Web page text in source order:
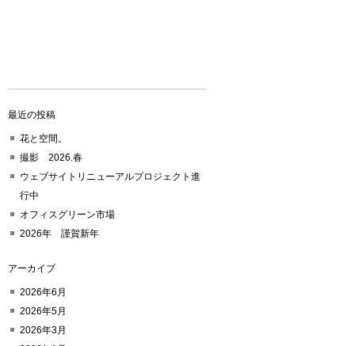
最近の投稿
花と空間。
撮影 2026.春
ウェブサイトリニューアルプロジェクト進
行中
オフィスグリーン市場
2026年 謹賀新年
アーカイブ
2026年6月
2026年5月
2026年3月